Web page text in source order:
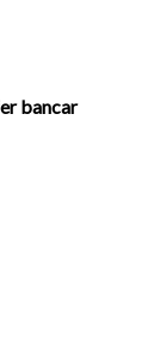
bancar